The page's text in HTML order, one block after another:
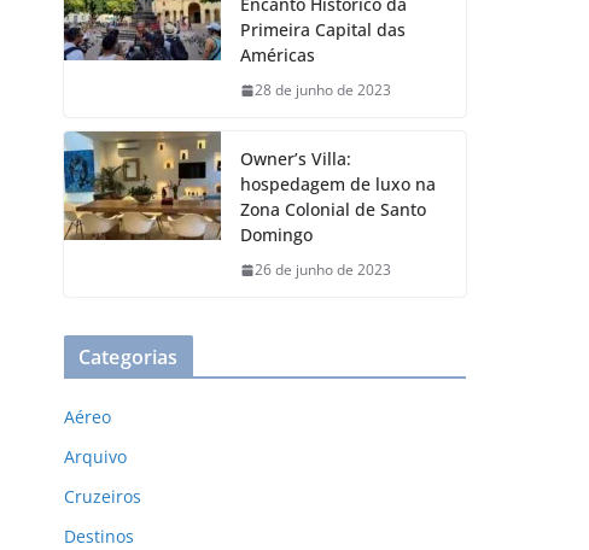
Primeira Capital das
Américas
28 de junho de 2023
Owner’s Villa:
hospedagem de luxo na
Zona Colonial de Santo
Domingo
26 de junho de 2023
Categorias
Aéreo
Arquivo
Cruzeiros
Destinos